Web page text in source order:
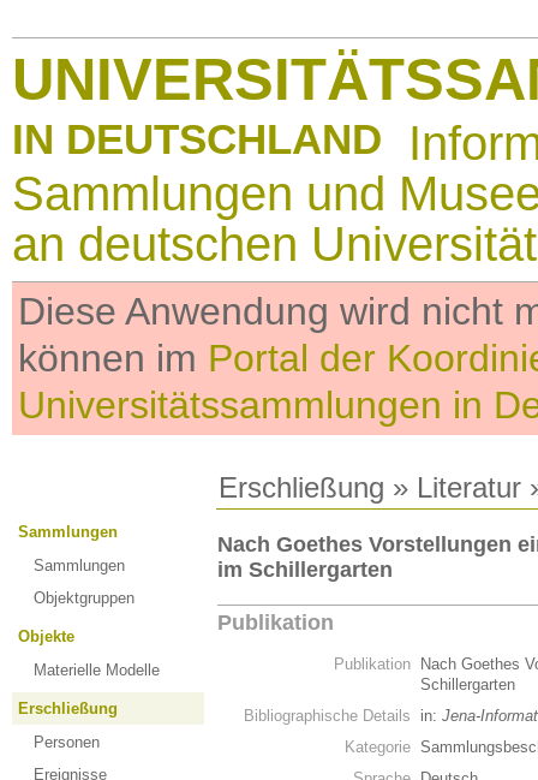
IN DEUTSCHLAND
Sammlungen und
an deutschen
Diese Anwendung wird nicht
können im Portal der
Universitätssammlungen in
Erschließung » Literatur
Sammlungen
Sammlungen
Objektgruppen
Objekte
Materielle Modelle
Erschließung
Personen
Ereignisse
Nach Goethes Vorstellungen
im Schillergarten
Publikation
Publikation
Nach Goethes
Schillergarten
Bibliographische Details
in: Jena-
Kategorie